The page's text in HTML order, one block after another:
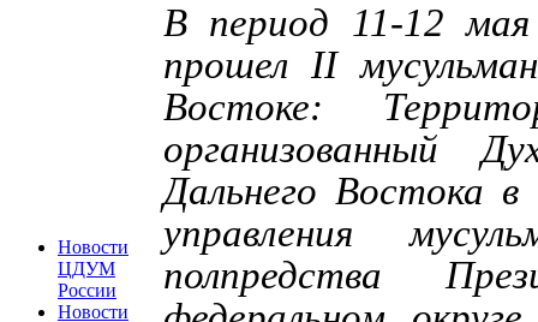
Новости
ЦДУМ
России
Новости
В период 11-12 мая
прошел II
Востоке:
организованный
Дальнего Востока в
управления
полпредства